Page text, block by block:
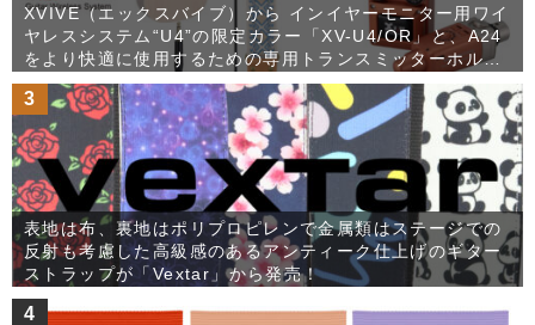
XVIVE（エックスバイブ）から インイヤーモニター用ワイ
ヤレスシステム“U4”の限定カラー「XV-U4/OR」と、A24
をより快適に使用するための専用トランスミッターホルダ
ー「XV-H3」が発売！
3
表地は布、裏地はポリプロピレンで金属類はステージでの
反射も考慮した高級感のあるアンティーク仕上げのギター
ストラップが「Vextar」から発売！
4